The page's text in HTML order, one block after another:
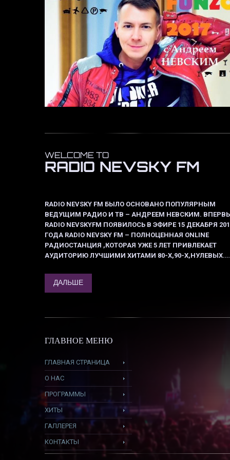
WELCOME TO
RADIO NEVSKY FM
RADIO NEVSKY FM БЫЛО ОСНОВАНО ПОПУЛЯРНЫМ
ВЕДУЩИМ РАДИО И ТВ – АНДРЕЕМ НЕВСКИМ.
RADIO NEVSKYFM ПОЯВИЛОСЬ В ЭФИРЕ 15 ДЕКАБРЯ
ГОДА RADIO NEVSKY FM – ПОЛНОЦЕННАЯ ONLINE
РАДИОСТАНЦИЯ ,КОТОРАЯ УЖЕ 5 ЛЕТ ПРИВЛЕКАЕТ
АУДИТОРИЮ ЛУЧШИМИ ХИТАМИ 80-Х,90-
ДАЛЬШЕ
ГЛАВНОЕ МЕНЮ
ГЛАВНАЯ СТРАНИЦА
О НАС
ПРОГРАММЫ
ХИТЫ
ГАЛЛЕРЕЯ
КОНТАКТЫ